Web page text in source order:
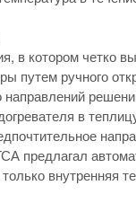
в котором
путем ручного
в
предлагал